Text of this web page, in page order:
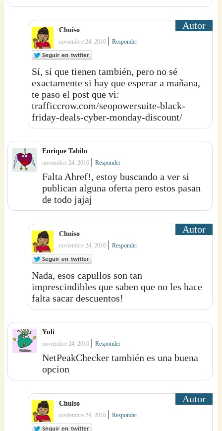
Chuiso
noviembre 24, 2016 |Responder
Sí, sí que tienen también, pero no sé
exactamente si hay que esperar a mañana,
te paso el post que vi:
trafficcrow.com/seopowersuite-black-
friday-deals-cyber-monday-discount/
Enrique Tabilo
noviembre 24, 2016 |Responder
Falta Ahref!, estoy buscando a ver si
publican alguna oferta pero estos pasan
de todo jajaj
Chuiso
noviembre 24, 2016 |Responder
Nada, esos capullos son tan
imprescindibles que saben que no les hace
falta sacar descuentos!
Yuli
noviembre 24, 2016 |Responder
NetPeakChecker también es una buena
opcion
Chuiso
noviembre 24, 2016 |Responder